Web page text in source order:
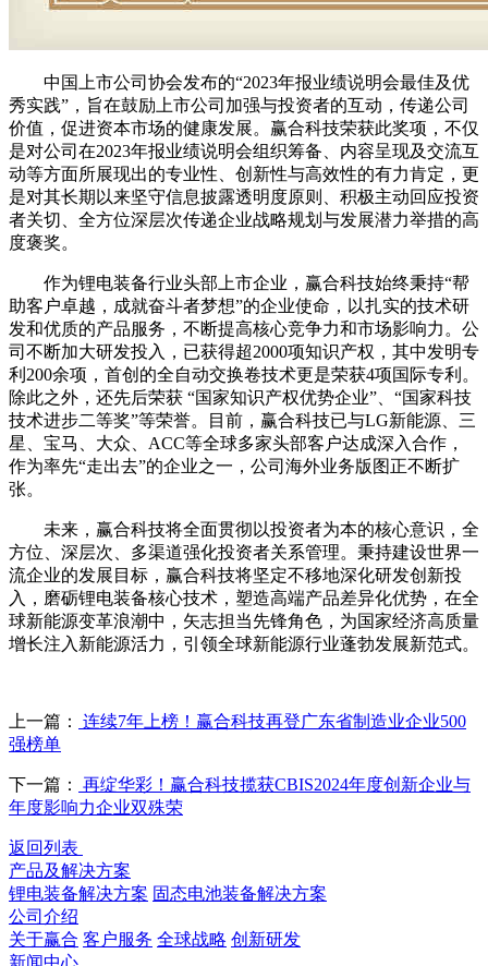
中国上市公司协会发布的“2023年报业绩说明会最佳及优
秀实践”，旨在鼓励上市公司加强与投资者的互动，传递公司
价值，促进资本市场的健康发展。赢合科技荣获此奖项，不仅
是对公司在2023年报业绩说明会组织筹备、内容呈现及交流互
动等方面所展现出的专业性、创新性与高效性的有力肯定，更
是对其长期以来坚守信息披露透明度原则、积极主动回应投资
者关切、全方位深层次传递企业战略规划与发展潜力举措的高
度褒奖。
作为锂电装备行业头部上市企业，赢合科技始终秉持“帮
助客户卓越，成就奋斗者梦想”的企业使命，以扎实的技术研
发和优质的产品服务，不断提高核心竞争力和市场影响力。公
司不断加大研发投入，已获得超2000项知识产权，其中发明专
利200余项，首创的全自动交换卷技术更是荣获4项国际专利。
除此之外，还先后荣获 “国家知识产权优势企业”、“国家科技
技术进步二等奖”等荣誉。目前，赢合科技已与LG新能源、三
星、宝马、大众、ACC等全球多家头部客户达成深入合作，
作为率先“走出去”的企业之一，公司海外业务版图正不断扩
张。
未来，赢合科技将全面贯彻以投资者为本的核心意识，全
方位、深层次、多渠道强化投资者关系管理。秉持建设世界一
流企业的发展目标，赢合科技将坚定不移地深化研发创新投
入，磨砺锂电装备核心技术，塑造高端产品差异化优势，在全
球新能源变革浪潮中，矢志担当先锋角色，为国家经济高质量
增长注入新能源活力，引领全球新能源行业蓬勃发展新范式。
上一篇：
连续7年上榜！赢合科技再登广东省制造业企业500
强榜单
下一篇：
再绽华彩！赢合科技揽获CBIS2024年度创新企业与
年度影响力企业双殊荣
返回列表
产品及解决方案
锂电装备解决方案 固态电池装备解决方案
公司介绍
关于赢合 客户服务 全球战略 创新研发
新闻中心